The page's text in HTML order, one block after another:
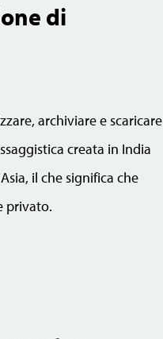
di
archiviare e scaricare
creata in India
il che significa che
privato.